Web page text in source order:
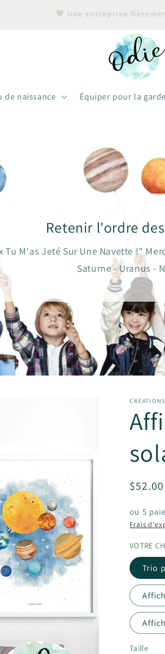
🖤 Une entreprise
de naissance Équiper pour la
Retenir l'ordre
Tu M'as Jeté Sur Une Navette !"
Saturne - Uranus -
Prix
$52.00
ou 5
Frais
VOTRE
Trio
Taille